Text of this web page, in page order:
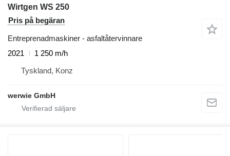
Wirtgen WS 250
Pris på begäran
Entreprenadmaskiner - asfaltåtervinnare
2021
1 250 m/h
Tyskland, Konz
werwie GmbH